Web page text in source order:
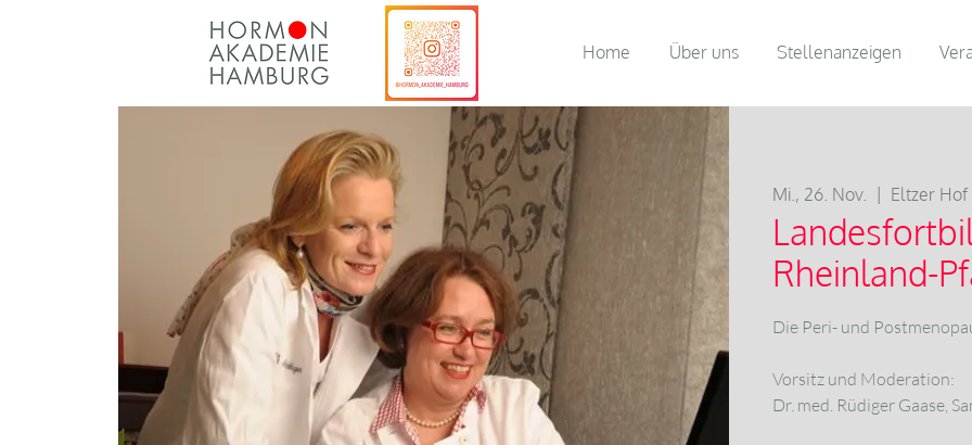
Home Über uns Stellenanzeigen
Mi., 26. Nov. Eltzer Hof
Rheinland-
Die Peri- und
Vorsitz und Moderation:
Dr. med. Rüdiger Gaase,